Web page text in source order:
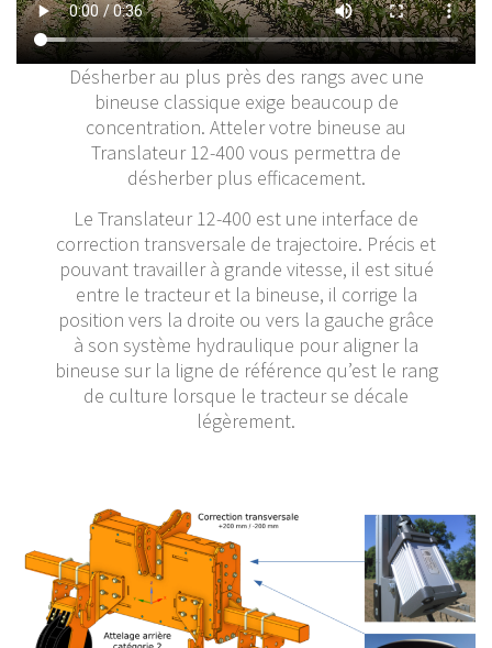
Désherber au plus près des rangs avec une
bineuse classique exige beaucoup de
concentration. Atteler votre bineuse au
Translateur 12-400 vous permettra de
désherber plus efficacement.
Le Translateur 12-400 est une interface de
correction transversale de trajectoire. Précis et
pouvant travailler à grande vitesse, il est situé
entre le tracteur et la bineuse, il corrige la
position vers la droite ou vers la gauche grâce
à son système hydraulique pour aligner la
bineuse sur la ligne de référence qu’est le rang
de culture lorsque le tracteur se décale
légèrement.